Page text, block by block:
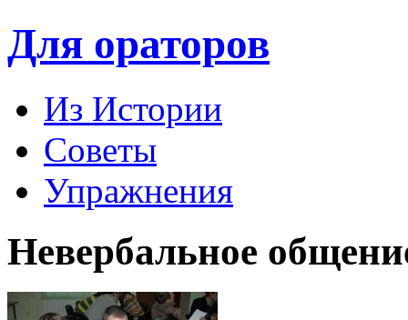
Для ораторов
Из Истории
Советы
Упражнения
Невербальное